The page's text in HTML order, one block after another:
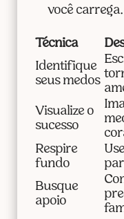
você carrega.
Técnica
Identifique
seus medos
Visualize o
sucesso
Respire
fundo
Busque
apoio